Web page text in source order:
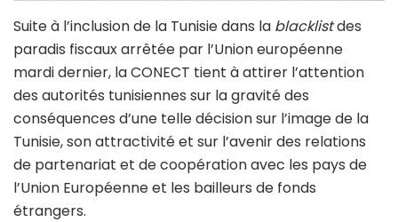
Suite à l’inclusion de la Tunisie dans la blacklistdes
paradis fiscaux arrêtée par l’Union européenne
mardi dernier, la CONECT tient à attirer l’attention
des autorités tunisiennes sur la gravité des
conséquences d’une telle décision sur l’image de la
Tunisie, son attractivité et sur l’avenir des relations
de partenariat et de coopération avec les pays de
l’Union Européenne et les bailleurs de fonds
étrangers.